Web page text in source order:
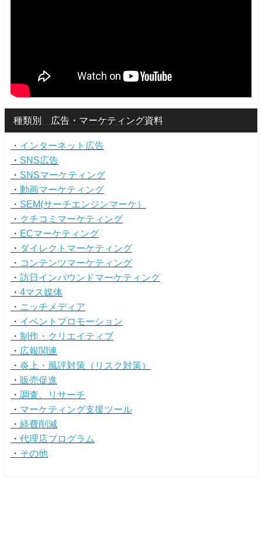
種類別 広告・マーケティング資料
・ インターネット広告
・ SNS広告
・ SNSマーケティング
・ 動画マーケティング
・ SEM(サーチエンジンマーケ）
・ クチコミマーケティング
・ ECマーケティング
・ ダイレクトマーケティング
・ コンテンツマーケティング
・ 訪日インバウンドマーケティング
・ 4マス媒体
・ ニッチメディア
・ イベントプロモーション
・ 制作・クリエイティブ
・ 広報関連
・ 炎上・風評対策（リスク対策）
・ 販売促進
・ 調査、リサーチ
・ マーケティング支援ツール
・ 経費削減
・ 代理店プログラム
・ その他